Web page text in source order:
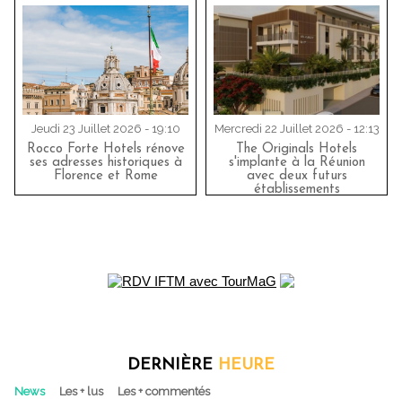
Jeudi 23 Juillet 2026 - 19:10
Rocco Forte Hotels rénove
ses adresses historiques à
Florence et Rome
Mercredi 22 Juillet 2026 - 12:13
The Originals Hotels
s'implante à la Réunion
avec deux futurs
établissements
DERNIÈRE HEURE
News Les + lus Les + commentés